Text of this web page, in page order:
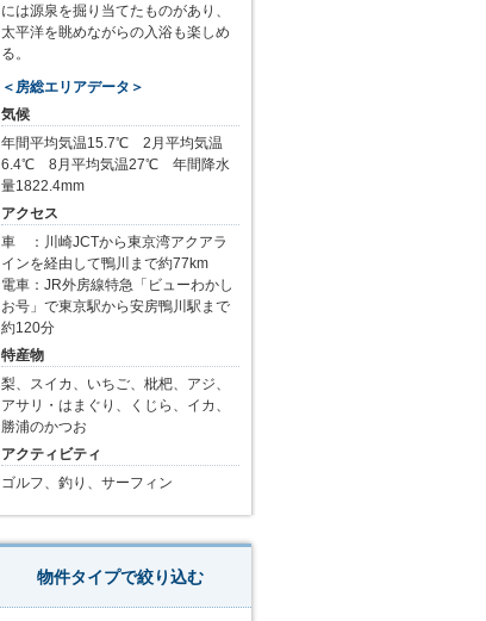
には源泉を掘り当てたものがあり、
太平洋を眺めながらの入浴も楽しめ
る。
＜房総エリアデータ＞
気候
年間平均気温15.7℃ 2月平均気温
6.4℃ 8月平均気温27℃ 年間降水
量1822.4mm
アクセス
車 ：川崎JCTから東京湾アクアラ
インを経由して鴨川まで約77km
電車：JR外房線特急「ビューわかし
お号」で東京駅から安房鴨川駅まで
約120分
特産物
梨、スイカ、いちご、枇杷、アジ、
アサリ・はまぐり、くじら、イカ、
勝浦のかつお
アクティビティ
ゴルフ、釣り、サーフィン
物件タイプで絞り込む